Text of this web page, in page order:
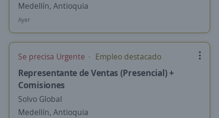
Medellín, Antioquia
Ayer
Se precisa Urgente Empleo destacado
Representante de Ventas (Presencial) +
Comisiones
Solvo Global
Medellín, Antioquia